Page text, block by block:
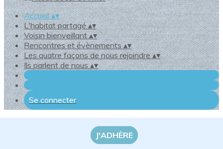
Accueil▴▾
L'habitat partagé▴▾
Voisin bienveillant▴▾
Rencontres et évènements▴▾
Les quatre façons de nous rejoindre▴▾
Ils parlent de nous▴▾
Se connecter
J'ADHÈRE